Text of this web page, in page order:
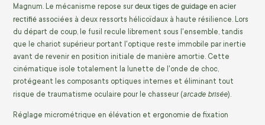
Magnum. Le mécanisme repose sur deux tiges de guidage en acier
rectifié associées à deux ressorts hélicoïdaux à haute résilience. Lors
du départ de coup, le fusil recule librement sous l'ensemble, tandis
que le chariot supérieur portant l'optique reste immobile par inertie
avant de revenir en position initiale de manière amortie. Cette
cinématique isole totalement la lunette de l'onde de choc,
protégeant les composants optiques internes et éliminant tout
risque de traumatisme oculaire pour le chasseur (arcade brisée).
Réglage micrométrique en élévation et ergonomie de fixation